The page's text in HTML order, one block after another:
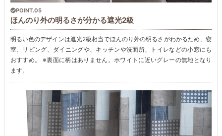
POINT.05
ほんのり外の明るさが分かる遮光2級
明るい色のデザインは遮光2級相当でほんのり外の明るさがわかるため、寝
室、リビング、ダイニングや、キッチンや洗面所、トイレなどの小窓にも
おすすめ。 ※裏面に柄はありません。ホワイトに近いグレーの無地となり
ます。